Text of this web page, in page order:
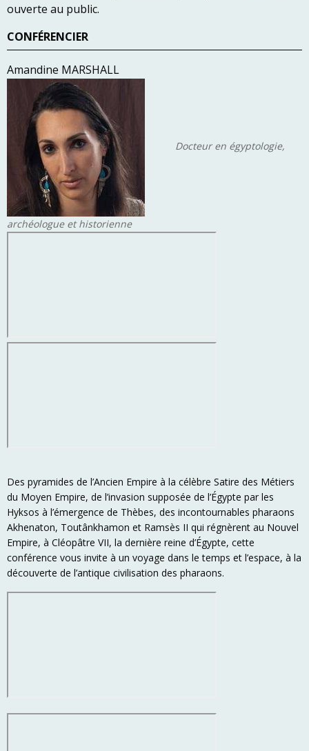
ouverte au public.
CONFÉRENCIER
Amandine MARSHALL
Docteur en égyptologie,
archéologue et historienne
Des pyramides de l’Ancien Empire à la célèbre Satire des Métiers
du Moyen Empire, de l’invasion supposée de l’Égypte par les
Hyksos à l’émergence de Thèbes, des incontournables pharaons
Akhenaton, Toutânkhamon et Ramsès II qui régnèrent au Nouvel
Empire, à Cléopâtre VII, la dernière reine d’Égypte, cette
conférence vous invite à un voyage dans le temps et l’espace, à la
découverte de l’antique civilisation des pharaons.